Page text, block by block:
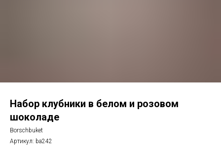
Набор клубники в белом и розовом
шоколаде
Borschbuket
Артикул: ba242